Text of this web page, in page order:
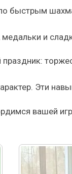
быстрым
и
Эти
вашей